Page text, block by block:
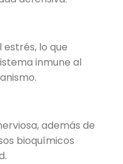
lo que
inmune al
además de
bioquímicos